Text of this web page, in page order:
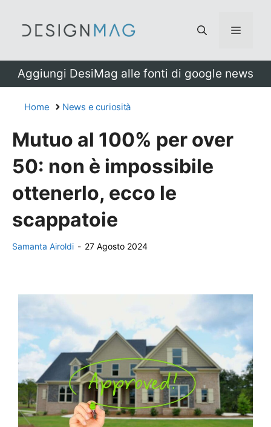
Menu
Aggiungi DesiMag alle fonti di google news
Home News e curiosità
Mutuo al 100% per over
50: non è impossibile
ottenerlo, ecco le
scappatoie
Samanta Airoldi - 27 Agosto 2024